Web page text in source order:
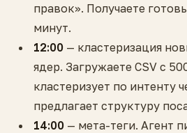
правок». Получаете
минут.
12:00 — кластеризация
ядер. Загружаете CSV с
кластеризует по интенту
предлагает структуру
14:00 — мета-теги. Агент